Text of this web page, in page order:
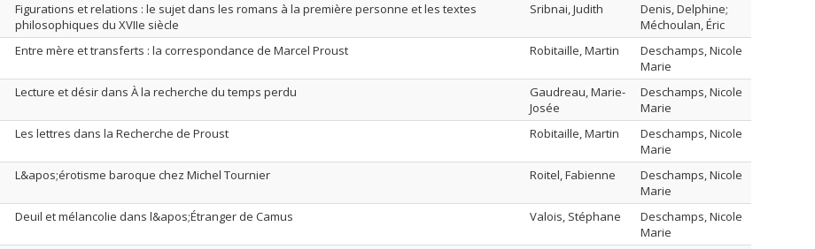
Figurations et relations : le sujet dans les romans à la première personne et les textes
philosophiques du XVIIe siècle
Sribnai, Judith
Denis, Delphine;
Méchoulan, Éric
Entre mère et transferts : la correspondance de Marcel Proust Robitaille, Martin
Deschamps, Nicole
Marie
Lecture et désir dans À la recherche du temps perdu
Gaudreau, Marie-
Josée
Deschamps, Nicole
Marie
Les lettres dans la Recherche de Proust Robitaille, Martin
Deschamps, Nicole
Marie
L&apos;érotisme baroque chez Michel Tournier Roitel, Fabienne
Deschamps, Nicole
Marie
Deuil et mélancolie dans l&apos;Étranger de Camus Valois, Stéphane
Deschamps, Nicole
Marie